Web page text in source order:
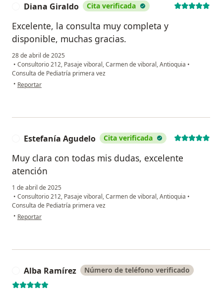
Diana Giraldo Cita verificada
Excelente, la consulta muy completa y
disponible, muchas gracias.
28 de abril de 2025
• Consultorio 212, Pasaje viboral, Carmen de viboral, Antioquia •
Consulta de Pediatría primera vez
• en opinión del usuario Diana Giraldo
Reportar
Estefanía Agudelo Cita verificada
Muy clara con todas mis dudas, excelente
atención
1 de abril de 2025
• Consultorio 212, Pasaje viboral, Carmen de viboral, Antioquia •
Consulta de Pediatría primera vez
• en opinión del usuario Estefanía Agudelo
Reportar
Alba Ramírez Número de teléfono verificado